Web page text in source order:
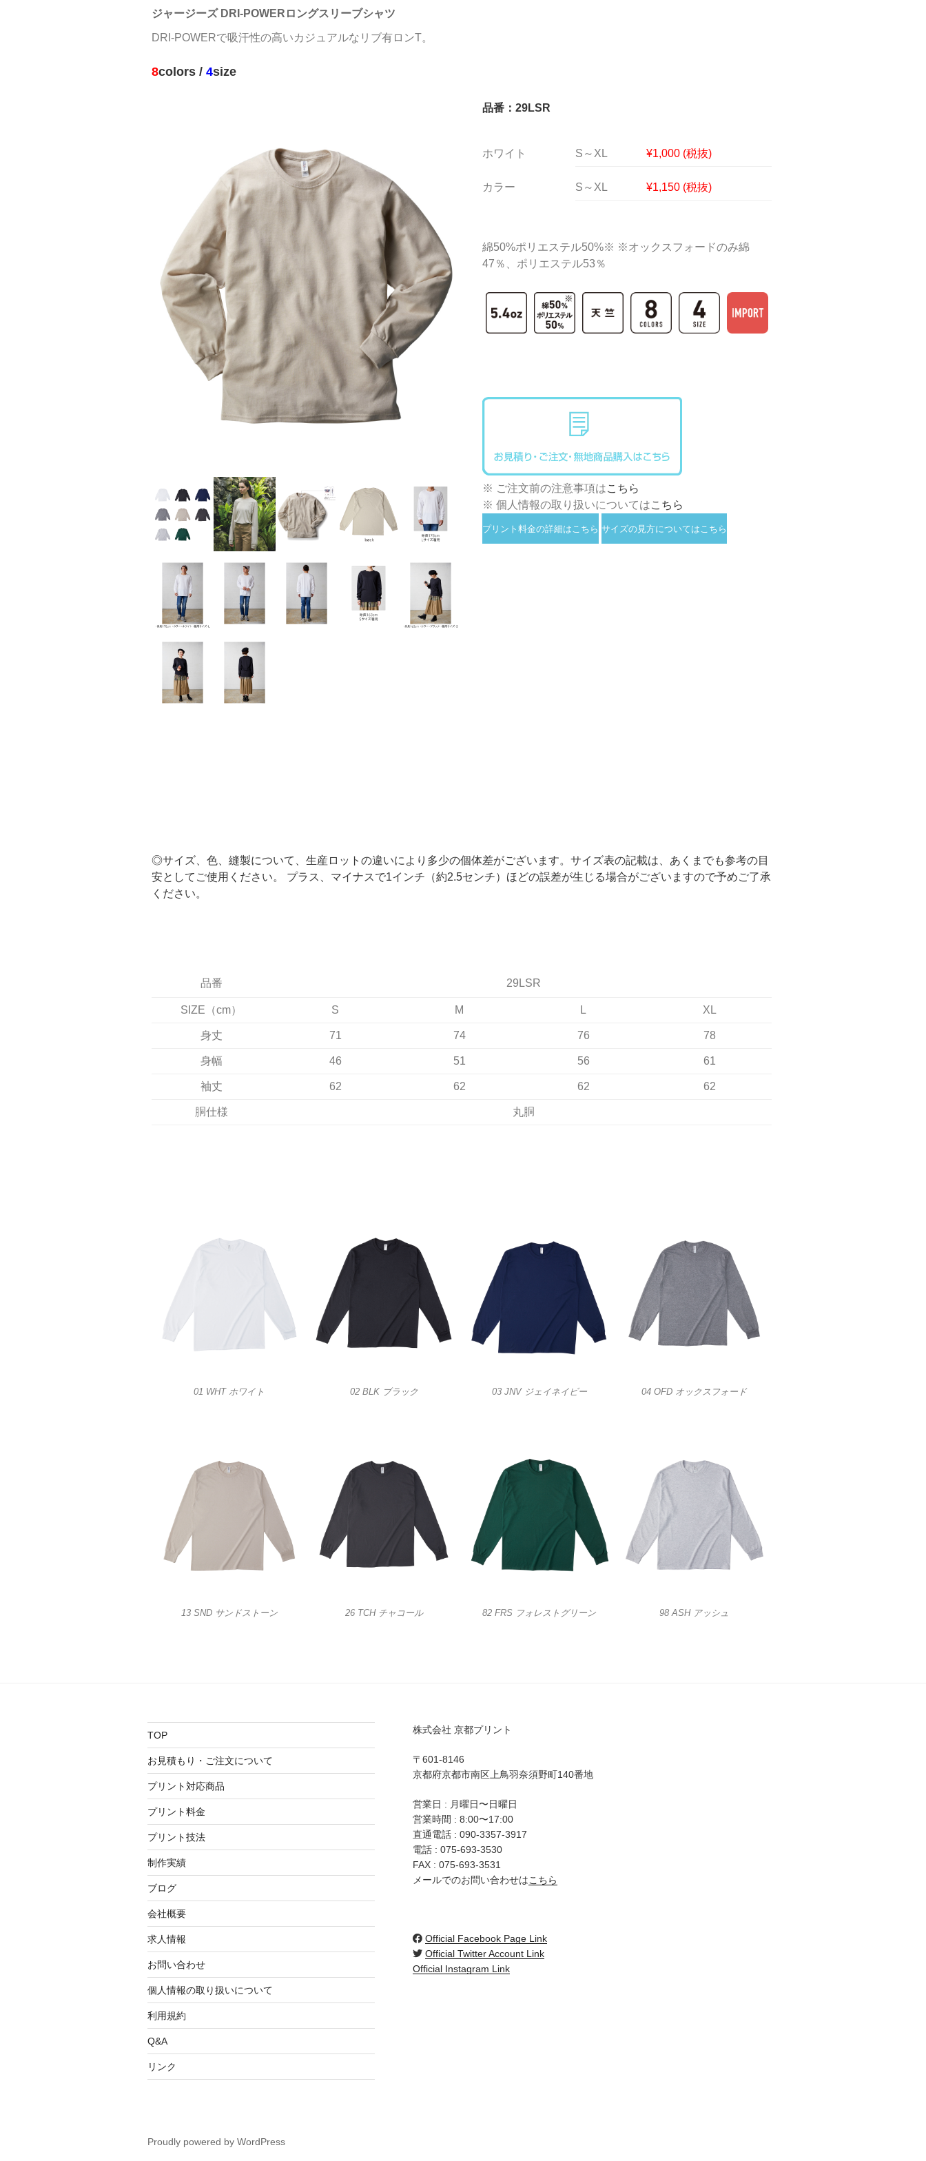
ジャージーズ DRI-POWERロングスリーブシャツ
DRI-POWERで吸汗性の高いカジュアルなリブ有ロンT。
8colors / 4size
品番：29LSR
ホワイト S～XL ¥1,000 (税抜)
カラー S～XL ¥1,150 (税抜)
綿50%ポリエステル50%※ ※オックスフォードのみ綿
47％、ポリエステル53％
※ ご注文前の注意事項はこちら
※ 個人情報の取り扱いについてはこちら
プリント料金の詳細はこちら サイズの見方についてはこちら
◎サイズ、色、縫製について、生産ロットの違いにより多少の個体差がございます。サイズ表の記載は、あくまでも参考の目
安としてご使用ください。 プラス、マイナスで1インチ（約2.5センチ）ほどの誤差が生じる場合がございますので予めご了承
ください。
品番 29LSR
SIZE（cm） S M L XL
身丈 71 74 76 78
身幅 46 51 56 61
袖丈 62 62 62 62
胴仕様 丸胴
01 WHT ホワイト 02 BLK ブラック 03 JNV ジェイネイビー 04 OFD オックスフォード
13 SND サンドストーン 26 TCH チャコール 82 FRS フォレストグリーン 98 ASH アッシュ
TOP
お見積もり・ご注文について
プリント対応商品
プリント料金
プリント技法
制作実績
ブログ
会社概要
求人情報
お問い合わせ
個人情報の取り扱いについて
利用規約
Q&A
リンク
株式会社 京都プリント
〒601-8146
京都府京都市南区上鳥羽奈須野町140番地
営業日 : 月曜日〜日曜日
営業時間 : 8:00〜17:00
直通電話 : 090-3357-3917
電話 : 075-693-3530
FAX : 075-693-3531
メールでのお問い合わせはこちら
Official Facebook Page Link
Official Twitter Account Link
Official Instagram Link
Proudly powered by WordPress